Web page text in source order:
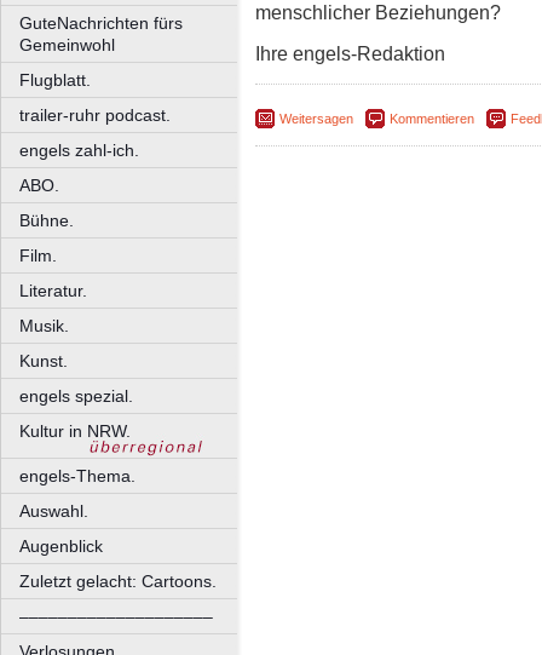
GuteNachrichten fürs
Gemeinwohl
Flugblatt.
trailer-ruhr podcast.
engels zahl-ich.
ABO.
Bühne.
Film.
Literatur.
Musik.
Kunst.
engels spezial.
Kultur in NRW.
engels-Thema.
Auswahl.
Augenblick
Zuletzt gelacht: Cartoons.
––––––––––––––––––––
menschlicher Beziehungen?
Ihre engels-Redaktion
Weitersagen Kommentieren